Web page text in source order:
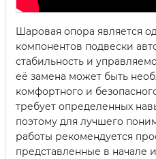
Шаровая опора является
компонентов подвески
стабильность и
её замена может быть
комфортного и
требует определенных
поэтому для лучшего
работы рекомендуется
представленные в начале